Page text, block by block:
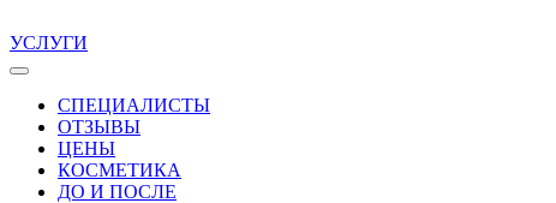
УСЛУГИ
СПЕЦИАЛИСТЫ
ОТЗЫВЫ
ЦEНЫ
КОСМЕТИКА
ДО И ПОСЛЕ